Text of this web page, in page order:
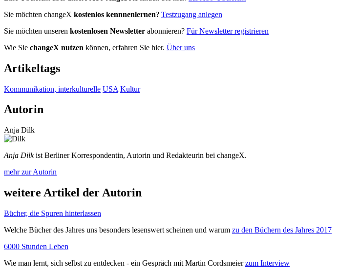
Sie möchten changeX kostenlos kennnenlernen? Testzugang anlegen
Sie möchten unseren kostenlosen Newsletter abonnieren? Für Newsletter registrieren
Wie Sie changeX nutzen können, erfahren Sie hier. Über uns
Artikeltags
Kommunikation, interkulturelle USA Kultur
Autorin
Anja Dilk
Anja Dilkist Berliner Korrespondentin, Autorin und Redakteurin bei changeX.
mehr zur Autorin
weitere Artikel der Autorin
Bücher, die Spuren hinterlassen
Welche Bücher des Jahres uns besonders lesenswert scheinen und warum zu den Büchern des Jahres 2017
6000 Stunden Leben
Wie man lernt, sich selbst zu entdecken - ein Gespräch mit Martin Cordsmeierzum Interview